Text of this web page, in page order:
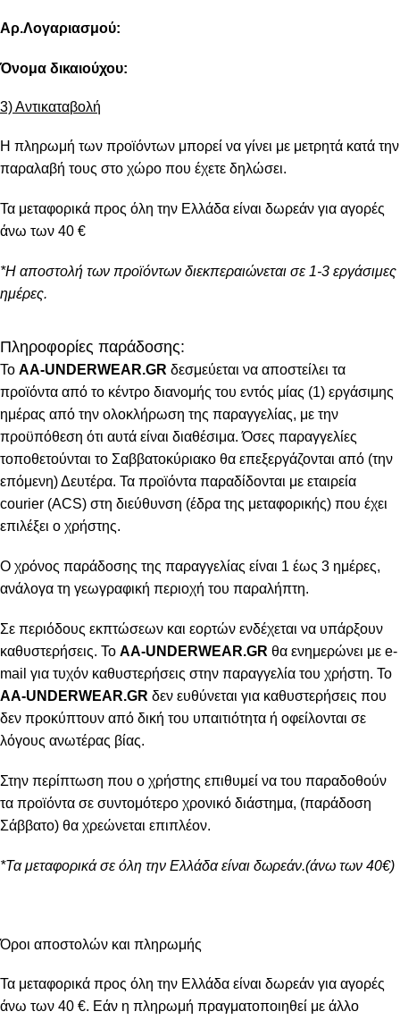
Αρ.Λογαριασμού:
Όνομα δικαιούχου:
3) Αντικαταβολή
Η πληρωμή των προϊόντων μπορεί να γίνει με μετρητά κατά την
παραλαβή τους στο χώρο που έχετε δηλώσει.
Τα μεταφορικά προς όλη την Ελλάδα είναι δωρεάν για αγορές
άνω των 40 €
*Η αποστολή των προϊόντων διεκπεραιώνεται σε 1-3 εργάσιμες
ημέρες.
Πληροφορίες παράδοσης:
To AA-UNDERWEAR.GR δεσμεύεται να αποστείλει τα
προϊόντα από το κέντρο διανομής του εντός μίας (1) εργάσιμης
ημέρας από την ολοκλήρωση της παραγγελίας, με την
προϋπόθεση ότι αυτά είναι διαθέσιμα. Όσες παραγγελίες
τοποθετούνται το Σαββατοκύριακο θα επεξεργάζονται από (την
επόμενη) Δευτέρα. Τα προϊόντα παραδίδονται με εταιρεία
courier (ACS) στη διεύθυνση (έδρα της μεταφορικής) που έχει
επιλέξει ο χρήστης.
Ο χρόνος παράδοσης της παραγγελίας είναι 1 έως 3 ημέρες,
ανάλογα τη γεωγραφική περιοχή του παραλήπτη.
Σε περιόδους εκπτώσεων και εορτών ενδέχεται να υπάρξουν
καθυστερήσεις. Το AA-UNDERWEAR.GR θα ενημερώνει με e-
mail για τυχόν καθυστερήσεις στην παραγγελία του χρήστη. Το
AA-UNDERWEAR.GR δεν ευθύνεται για καθυστερήσεις που
δεν προκύπτουν από δική του υπαιτιότητα ή οφείλονται σε
λόγους ανωτέρας βίας.
Στην περίπτωση που ο χρήστης επιθυμεί να του παραδοθούν
τα προϊόντα σε συντομότερο χρονικό διάστημα, (παράδοση
Σάββατο) θα χρεώνεται επιπλέον.
*Τα μεταφορικά σε όλη την Ελλάδα είναι δωρεάν.(άνω των 40€)
Όροι αποστολών και πληρωμής
Τα μεταφορικά προς όλη την Ελλάδα είναι δωρεάν για αγορές
άνω των 40 €. Εάν η πληρωμή πραγματοποιηθεί με άλλο